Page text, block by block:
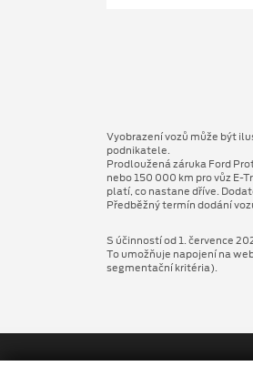
Vyobrazení vozů může být
podnikatele.
Prodloužená záruka Ford
nebo 150 000 km pro vůz E-
platí, co nastane dříve.
Předběžný termín dodání
S účinností od 1. července
To umožňuje napojení na
segmentační kritéria).